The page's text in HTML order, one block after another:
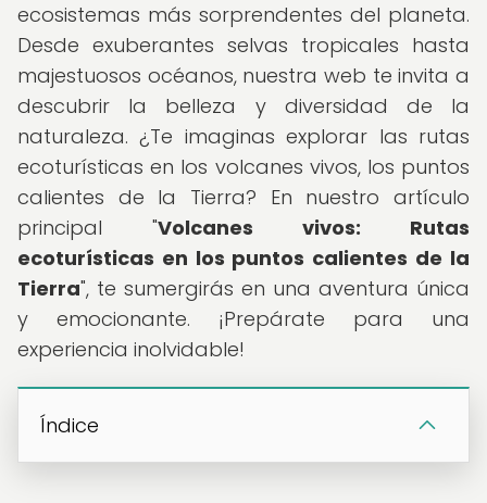
ecosistemas más sorprendentes del planeta.
Desde exuberantes selvas tropicales hasta
majestuosos océanos, nuestra web te invita a
descubrir la belleza y diversidad de la
naturaleza. ¿Te imaginas explorar las rutas
ecoturísticas en los volcanes vivos, los puntos
calientes de la Tierra? En nuestro artículo
principal "Volcanes vivos: Rutas
ecoturísticas en los puntos calientes de la
Tierra", te sumergirás en una aventura única
y emocionante. ¡Prepárate para una
experiencia inolvidable!
Índice